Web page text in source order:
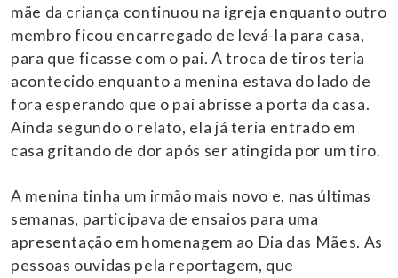
mãe da criança continuou na igreja enquanto outro
membro ficou encarregado de levá-la para casa,
para que ficasse com o pai. A troca de tiros teria
acontecido enquanto a menina estava do lado de
fora esperando que o pai abrisse a porta da casa.
Ainda segundo o relato, ela já teria entrado em
casa gritando de dor após ser atingida por um tiro.
A menina tinha um irmão mais novo e, nas últimas
semanas, participava de ensaios para uma
apresentação em homenagem ao Dia das Mães. As
pessoas ouvidas pela reportagem, que